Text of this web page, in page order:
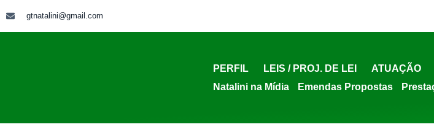
gtnatalini@gmail.com
PERFIL LEIS / PROJ. DE LEI ATUAÇÃO
Natalini na Mídia
Emendas Propostas